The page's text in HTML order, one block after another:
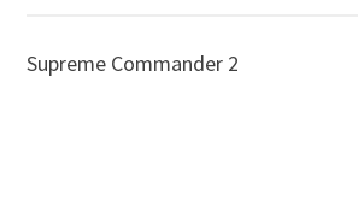
Supreme Commander 2